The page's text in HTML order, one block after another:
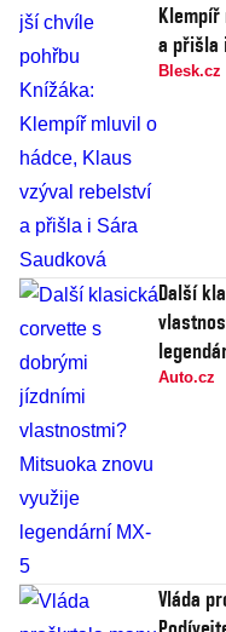
Klempíř
a přišla
Blesk.cz
Další
Auto.cz
Vláda